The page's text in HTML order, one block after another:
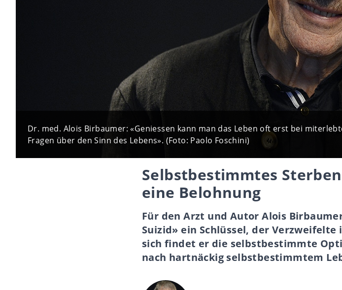
Dr. med. Alois Birbaumer: «Geniessen kann man das Leben oft erst bei
Fragen über den Sinn des Lebens». (Foto: Paolo Foschini)
Selbstbestimmtes
eine Belohnung
Für den Arzt und Autor Alois
Suizid» ein Schlüssel, der
sich findet er die selbstbestimmte
nach hartnäckig selbstbestimmtem